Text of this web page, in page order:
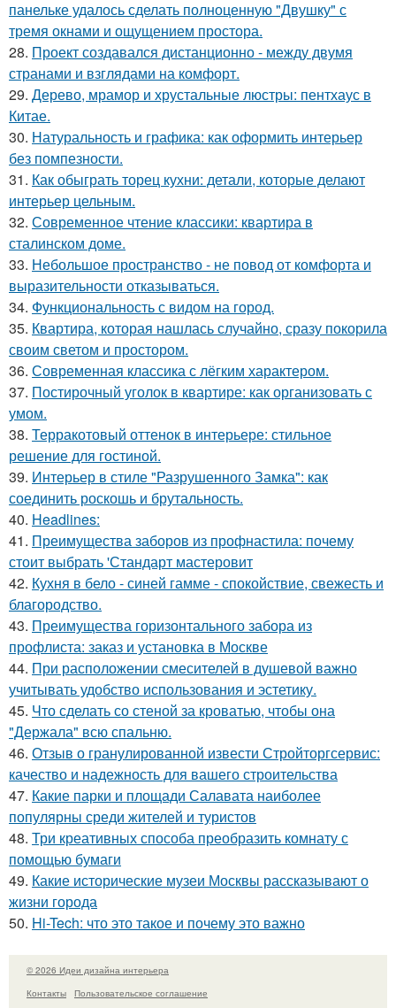
панельке удалось сделать полноценную "Двушку" с
тремя окнами и ощущением простора.
28. Проект создавался дистанционно - между двумя
странами и взглядами на комфорт.
29. Дерево, мрамор и хрустальные люстры: пентхаус в
Китае.
30. Натуральность и графика: как оформить интерьер
без помпезности.
31. Как обыграть торец кухни: детали, которые делают
интерьер цельным.
32. Современное чтение классики: квартира в
сталинском доме.
33. Небольшое пространство - не повод от комфорта и
выразительности отказываться.
34. Функциональность с видом на город.
35. Квартира, которая нашлась случайно, сразу покорила
своим светом и простором.
36. Современная классика с лёгким характером.
37. Постирочный уголок в квартире: как организовать с
умом.
38. Терракотовый оттенок в интерьере: стильное
решение для гостиной.
39. Интерьер в стиле "Разрушенного Замка": как
соединить роскошь и брутальность.
40. Headlines:
41. Преимущества заборов из профнастила: почему
стоит выбрать 'Стандарт мастеровит
42. Кухня в бело - синей гамме - спокойствие, свежесть и
благородство.
43. Преимущества горизонтального забора из
профлиста: заказ и установка в Москве
44. При расположении смесителей в душевой важно
учитывать удобство использования и эстетику.
45. Что сделать со стеной за кроватью, чтобы она
"Держала" всю спальню.
46. Отзыв о гранулированной извести Стройторгсервис:
качество и надежность для вашего строительства
47. Какие парки и площади Салавата наиболее
популярны среди жителей и туристов
48. Три креативных способа преобразить комнату с
помощью бумаги
49. Какие исторические музеи Москвы рассказывают о
жизни города
50. Hi-Tech: что это такое и почему это важно
© 2026 Идеи дизайна интерьера
Контакты
Пользовательское соглашение